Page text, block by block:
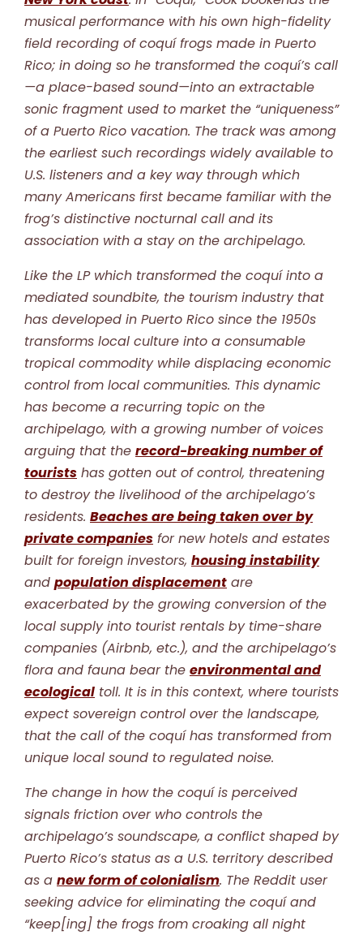
musical performance with his own high-fidelity
field recording of coquí frogs made in Puerto
Rico; in doing so he transformed the coquí’s call
—a place-based sound—into an extractable
sonic fragment used to market the “uniqueness”
of a Puerto Rico vacation. The track was among
the earliest such recordings widely available to
U.S. listeners and a key way through which
many Americans first became familiar with the
frog’s distinctive nocturnal call and its
association with a stay on the archipelago.
Like the LP which transformed the coquí into a
mediated soundbite, the tourism industry that
has developed in Puerto Rico since the 1950s
transforms local culture into a consumable
tropical commodity while displacing economic
control from local communities. This dynamic
has become a recurring topic on the
archipelago, with a growing number of voices
arguing that the record-breaking number of
tourists has gotten out of control, threatening
to destroy the livelihood of the archipelago’s
residents. Beaches are being taken over by
private companies for new hotels and estates
built for foreign investors, housing instability
and population displacement are
exacerbated by the growing conversion of the
local supply into tourist rentals by time-share
companies (Airbnb, etc.), and the archipelago’s
flora and fauna bear the environmental and
ecological toll. It is in this context, where tourists
expect sovereign control over the landscape,
that the call of the coquí has transformed from
unique local sound to regulated noise.
The change in how the coquí is perceived
signals friction over who controls the
archipelago’s soundscape, a conflict shaped by
Puerto Rico’s status as a U.S. territory described
as a new form of colonialism. The Reddit user
seeking advice for eliminating the coquí and
“keep[ing] the frogs from croaking all night